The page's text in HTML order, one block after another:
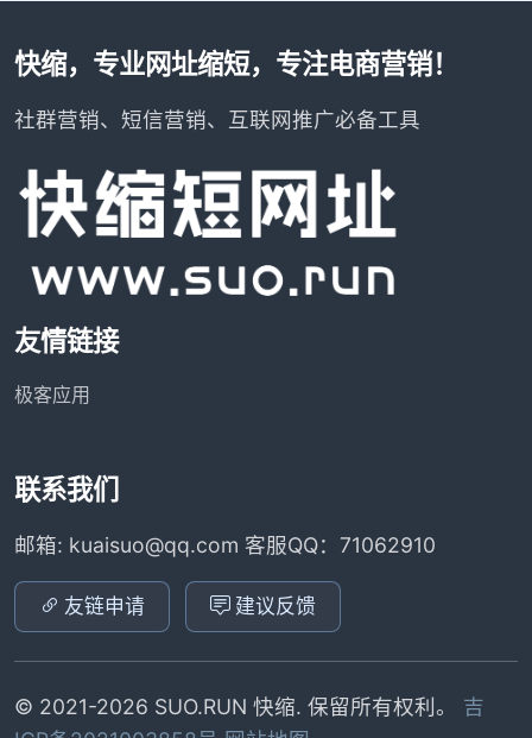
快缩，专业网址缩短，专注电商营销！
社群营销、短信营销、互联网推广必备工具
友情链接
极客应用
联系我们
邮箱: kuaisuo@qq.com 客服QQ：71062910
友链申请 建议反馈
© 2021-2026 SUO.RUN 快缩. 保留所有权利。 吉